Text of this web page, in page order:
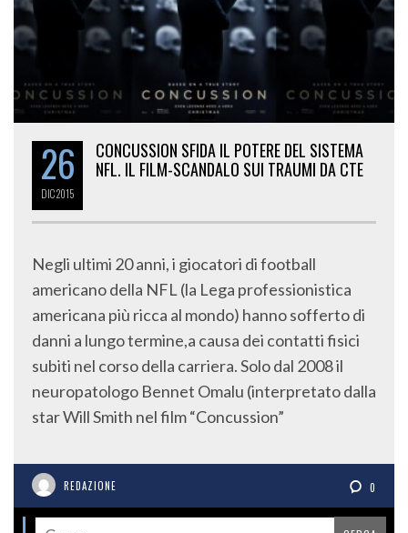
26
DIC2015
CONCUSSION SFIDA IL POTERE DEL SISTEMA
NFL. IL FILM-SCANDALO SUI TRAUMI DA CTE
Negli ultimi 20 anni, i giocatori di football
americano della NFL (la Lega professionistica
americana più ricca al mondo) hanno sofferto di
danni a lungo termine,a causa dei contatti fisici
subiti nel corso della carriera. Solo dal 2008 il
neuropatologo Bennet Omalu (interpretato dalla
star Will Smith nel film “Concussion”
REDAZIONE 0